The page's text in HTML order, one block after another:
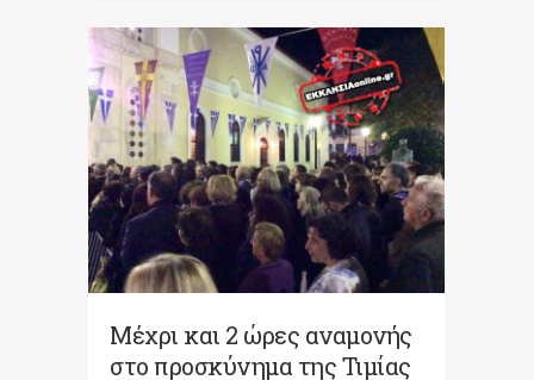
Μέχρι και 2 ώρες αναμονής
στο προσκύνημα της Τιμίας